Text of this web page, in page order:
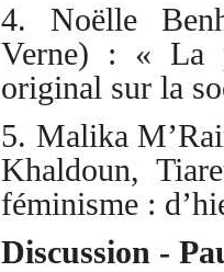
4. Noëlle
Verne) : « La
original sur la
5. Malika
Khaldoun,
féminisme :
Discussion -